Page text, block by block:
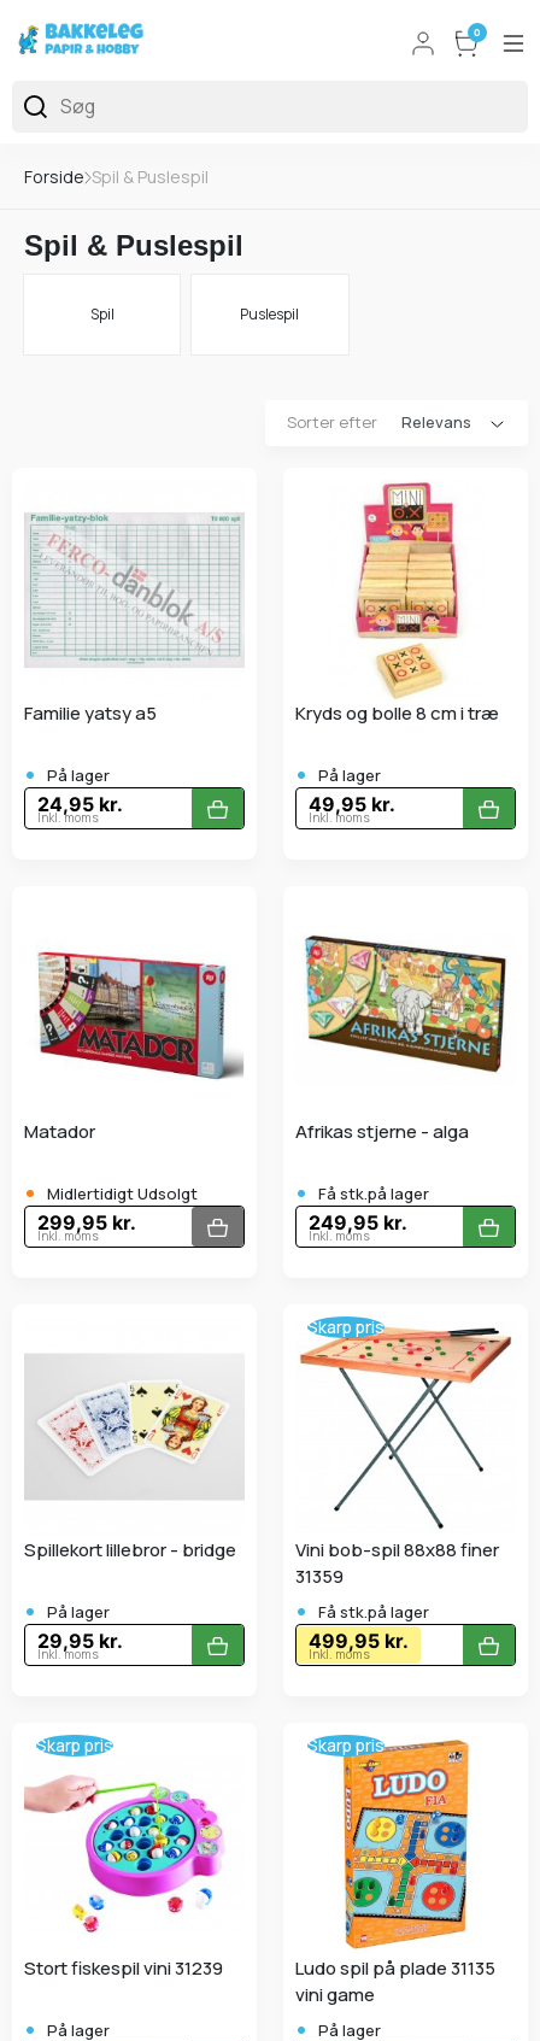
0
Forside Spil & Puslespil
Spil & Puslespil
Spil Puslespil
Sorter efter
Familie yatsy a5
• På lager
24,95 kr.
Inkl. moms
Kryds og bolle 8 cm i træ
• På lager
49,95 kr.
Inkl. moms
Matador
• Midlertidigt Udsolgt
299,95 kr.
Inkl. moms
Afrikas stjerne - alga
• Få stk.på lager
249,95 kr.
Inkl. moms
Spillekort lillebror - bridge
• På lager
29,95 kr.
Inkl. moms
Skarp pris
Vini bob-spil 88x88 finer
31359
• Få stk.på lager
499,95 kr.
Inkl. moms
Skarp pris
Stort fiskespil vini 31239
• På lager
Skarp pris
Ludo spil på plade 31135
vini game
• På lager